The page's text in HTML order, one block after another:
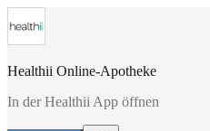
Healthii Online-Apotheke
In der Healthii App öffnen